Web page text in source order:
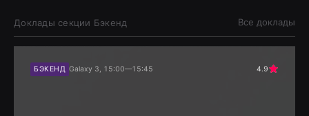
Доклады секции Бэкенд Все доклады
БЭКЕНД Galaxy 3, 15:00—15:45 4.9